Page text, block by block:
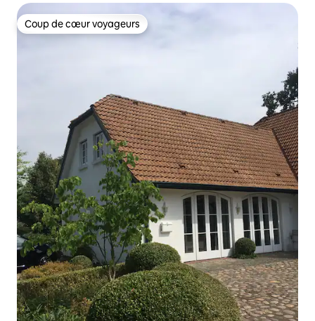
Coup de cœur voyageurs
Coup de cœur voyageurs